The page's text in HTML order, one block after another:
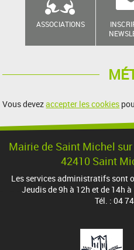
ASSOCIATIONS
Vous devezaccepter les cookies
Mairie de Saint Michel sur
42410 Saint
Les services administratifs sont
Jeudis de 9h à 12h et de 14h
Tél. : 04